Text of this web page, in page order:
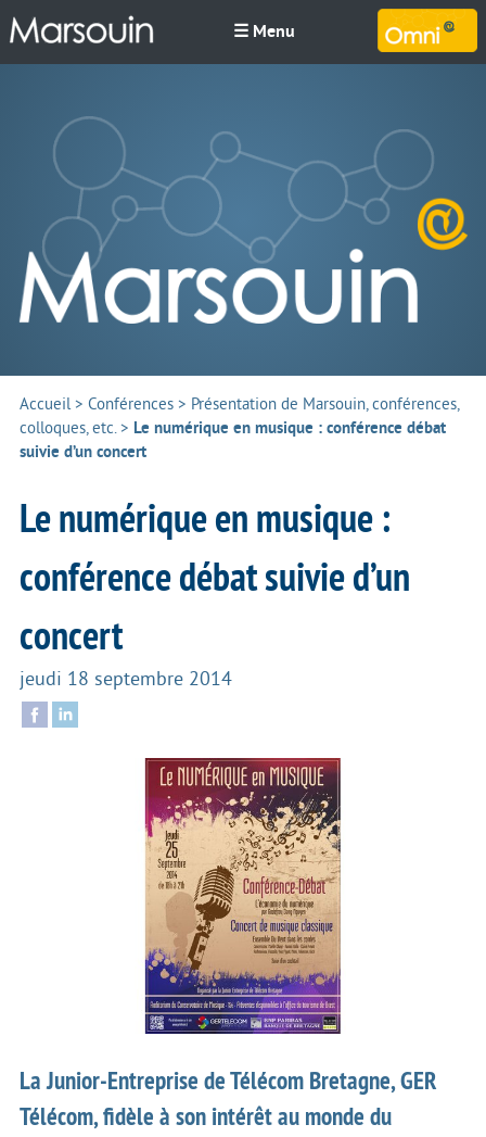
☰ Menu
Accueil> Conférences > Présentation de Marsouin, conférences,
colloques, etc.> Le numérique en musique : conférence débat
suivie d’un concert
Le numérique en musique :
conférence débat suivie d’un
concert
jeudi 18 septembre 2014
La Junior-Entreprise de Télécom Bretagne, GER
Télécom, fidèle à son intérêt au monde du